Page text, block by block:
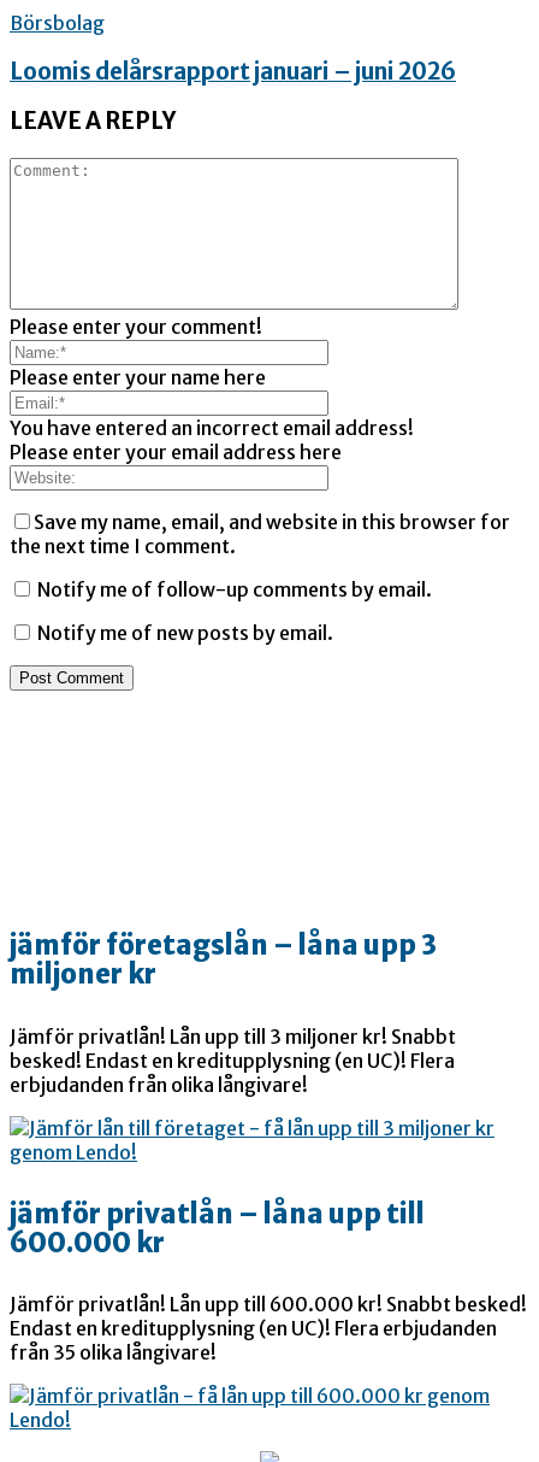
Börsbolag
Loomis delårsrapport januari – juni 2026
LEAVE A REPLY
Please enter your comment!
Please enter your name here
You have entered an incorrect email address!
Please enter your email address here
Save my name, email, and website in this browser for
the next time I comment.
Notify me of follow-up comments by email.
Notify me of new posts by email.
jämför företagslån – låna upp 3
miljoner kr
Jämför privatlån! Lån upp till 3 miljoner kr! Snabbt
besked! Endast en kreditupplysning (en UC)! Flera
erbjudanden från olika långivare!
jämför privatlån – låna upp till
600.000 kr
Jämför privatlån! Lån upp till 600.000 kr! Snabbt besked!
Endast en kreditupplysning (en UC)! Flera erbjudanden
från 35 olika långivare!